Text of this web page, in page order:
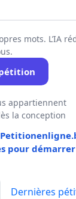
mots. L’IA
appartiennent
la conception
pour
Dernières